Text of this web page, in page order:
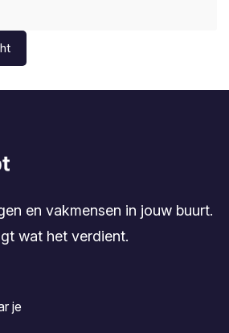
en vakmensen in jouw buurt.
wat het verdient.
je